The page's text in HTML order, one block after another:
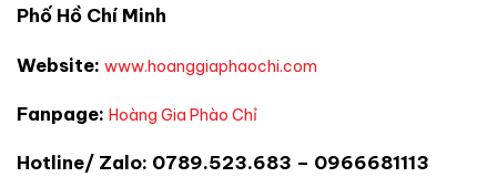
Phố Hồ Chí Minh
Website: www.hoanggiaphaochi.com
Fanpage: Hoàng Gia Phào Chỉ
Hotline/ Zalo: 0789.523.683 – 0966681113